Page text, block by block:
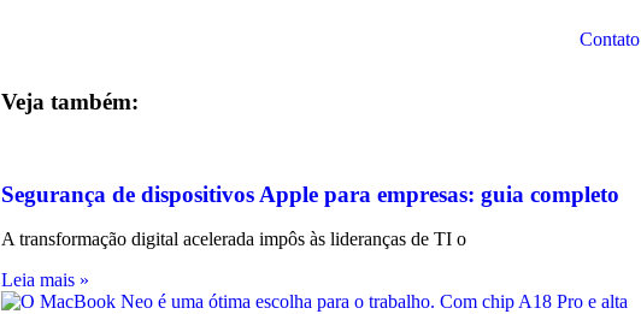
Contato
Veja também:
Segurança de dispositivos Apple para empresas: guia completo
A transformação digital acelerada impôs às lideranças de TI o
Leia mais »